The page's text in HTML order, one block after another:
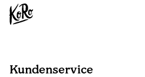
Kundenservice